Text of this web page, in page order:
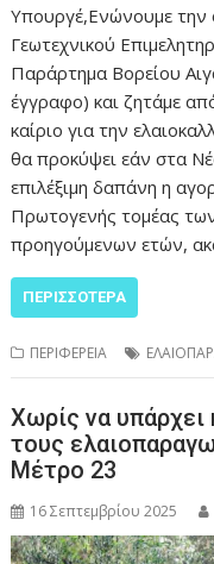
Υπουργέ,Ενώνουμε
Γεωτεχνικού
Παράρτημα Βορείου
έγγραφο) και ζητάμε
καίριο για την
θα προκύψει εάν στα
επιλέξιμη δαπάνη η
Πρωτογενής τομέας
προηγούμενων ετών,
ΠΕΡΙΣΣΌΤΕΡΑ
ΠΕΡΙΦΕΡΕΙΑ
Χωρίς να υπάρχει
τους
Μέτρο 23
16 Σεπτεμβρίου 2025